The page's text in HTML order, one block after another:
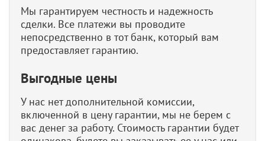
Мы гарантируем честность и надежность
сделки. Все платежи вы проводите
непосредственно в тот банк, который вам
предоставляет гарантию.
Выгодные цены
У нас нет дополнительной комиссии,
включенной в цену гарантии, мы не берем с
вас денег за работу. Стоимость гарантии будет